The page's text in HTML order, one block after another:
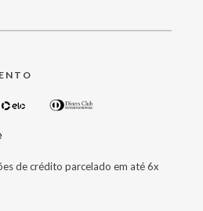
de crédito parcelado em até 6x